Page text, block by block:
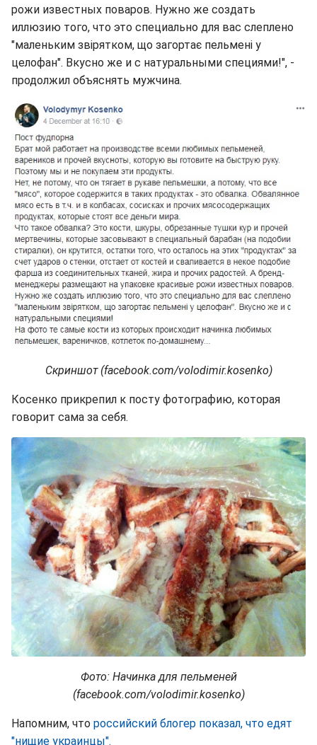
рожи известных поваров. Нужно же создать
иллюзию того, что это специально для вас слеплено
"маленьким звірятком, що загортає пельмені у
целофан". Вкусно же и с натуральными специями!", -
продолжил объяснять мужчина.
Скриншот (facebook.com/volodimir.kosenko)
Косенко прикрепил к посту фотографию, которая
говорит сама за себя.
Фото: Начинка для пельменей
(facebook.com/volodimir.kosenko)
Напомним, что российский блогер показал, что едят
"нищие украинцы".